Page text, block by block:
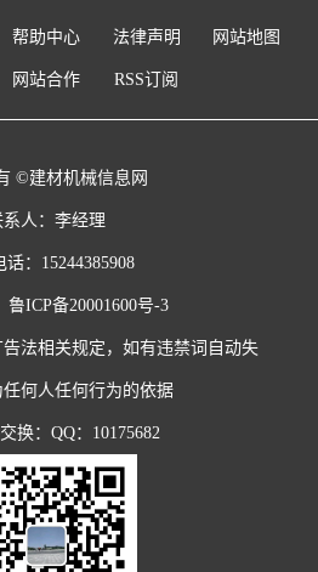
帮助中心 法律声明 网站地图
网站合作 RSS订阅
©建材机械信息网
系人：李经理
话：15244385908
鲁ICP备20001600号-3
法相关规定，如有违禁词自动失
何人任何行为的依据
换：QQ：10175682